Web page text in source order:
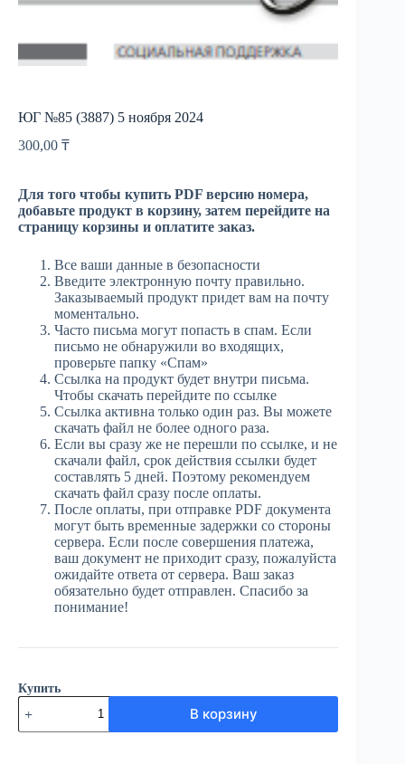
ЮГ №85 (3887) 5 ноября 2024
300,00 ₸
Для того чтобы купить PDF версию номера,
добавьте продукт в корзину, затем перейдите на
страницу корзины и оплатите заказ.
Все ваши данные в безопасности
Введите электронную почту правильно.
Заказываемый продукт придет вам на почту
моментально.
Часто письма могут попасть в спам. Если
письмо не обнаружили во входящих,
проверьте папку «Спам»
Ссылка на продукт будет внутри письма.
Чтобы скачать перейдите по ссылке
Ссылка активна только один раз. Вы можете
скачать файл не более одного раза.
Если вы сразу же не перешли по ссылке, и не
скачали файл, срок действия ссылки будет
составлять 5 дней. Поэтому рекомендуем
скачать файл сразу после оплаты.
После оплаты, при отправке PDF документа
могут быть временные задержки со стороны
сервера. Если после совершения платежа,
ваш документ не приходит сразу, пожалуйста
ожидайте ответа от сервера. Ваш заказ
обязательно будет отправлен. Спасибо за
понимание!
Купить
Количество
товара
ЮГ
В корзину